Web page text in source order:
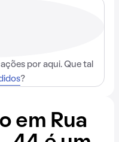
por aqui. Que tal
?
em Rua